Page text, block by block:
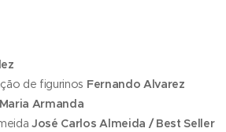
de figurinos Fernando Alvarez
Maria Armanda
José Carlos Almeida / Best Seller